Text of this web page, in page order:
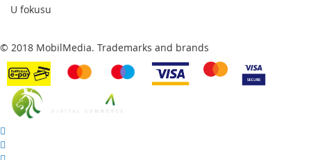
U fokusu
© 2018 MobilMedia. Trademarks and brands